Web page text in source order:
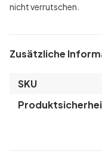
nicht verrutschen.
Zusätzliche
SKU